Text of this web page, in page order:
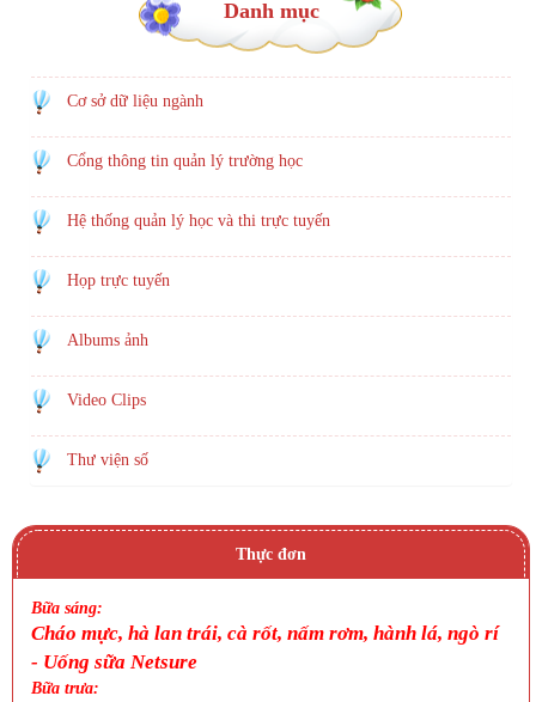
Danh mục
Cơ sở dữ liệu ngành
Cổng thông tin quản lý trường học
Hệ thống quản lý học và thi trực tuyến
Họp trực tuyến
Albums ảnh
Video Clips
Thư viện số
Thực đơn
Bữa sáng:
Cháo mực, hà lan trái, cà rốt, nấm rơm, hành lá, ngò rí
- Uống sữa Netsure
Bữa trưa: